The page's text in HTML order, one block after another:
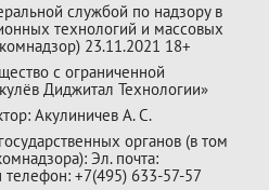
службой по надзору в
технологий и массовых
23.11.2021 18+
с ограниченной
Диджитал Технологии»
Акулиничев А. С.
органов (в том
Эл. почта:
+7(495) 633-57-57